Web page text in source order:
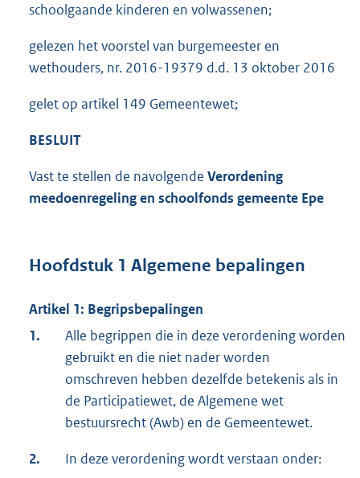
schoolgaande kinderen en volwassenen;
gelezen het voorstel van burgemeester en
wethouders, nr. 2016-19379 d.d. 13 oktober 2016
gelet op artikel 149 Gemeentewet;
BESLUIT
Vast te stellen de navolgende Verordening
meedoenregeling en schoolfonds gemeente Epe
Hoofdstuk 1 Algemene bepalingen
Artikel 1: Begripsbepalingen
1.
Alle begrippen die in deze verordening worden
gebruikt en die niet nader worden
omschreven hebben dezelfde betekenis als in
de Participatiewet, de Algemene wet
bestuursrecht (Awb) en de Gemeentewet.
2. In deze verordening wordt verstaan onder: